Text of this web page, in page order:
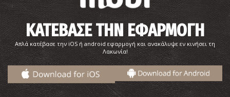
ΚΑΤΕΒΑΣΕ ΤΗΝ ΕΦΑΡΜΟΓΗ
Απλά κατέβασε την iOS ή android εφαρμογή και ανακάλυψε εν κινήσει τη
Λακωνία!